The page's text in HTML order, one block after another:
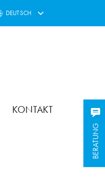
DEUTSCH
KONTAKT
BERATUNG